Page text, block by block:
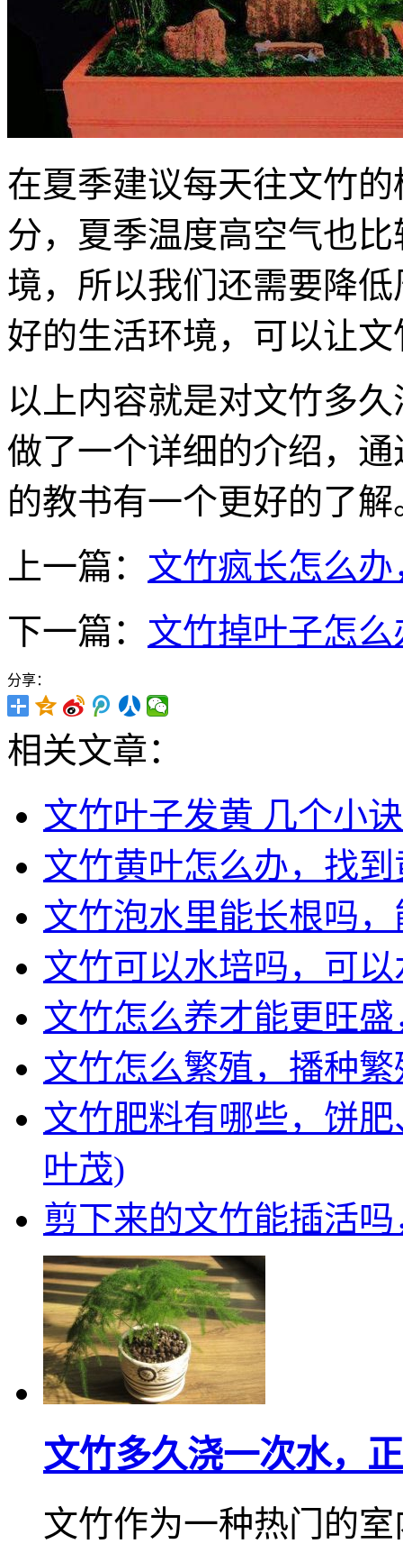
在夏季建议每天往文竹
分，夏季温度高空气也
境，所以我们还需要降
好的生活环境，可以让
以上内容就是对文竹多
做了一个详细的介绍，
的教书有一个更好的了解
上一篇： 文竹疯长怎么
下一篇： 文竹掉叶子怎
分享：
相关文章：
文竹叶子发黄 几个小
文竹黄叶怎么办，找
文竹泡水里能长根吗
文竹可以水培吗，可
文竹怎么养才能更旺
文竹怎么繁殖，播种
文竹肥料有哪些，饼
叶茂)
剪下来的文竹能插活
文竹多久浇一次水，
文竹作为一种热门的